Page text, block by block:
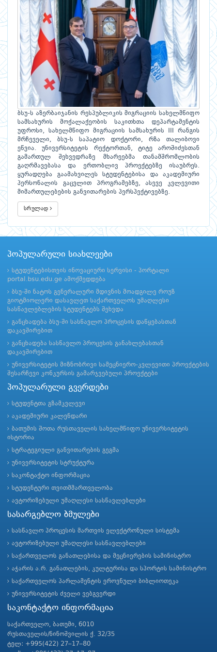
ბსუ-ს აზერბაიჯანის რესპუბლიკის მიგრაციის სახელმწიფო
სამსახურის მოქალაქეობის საკითხთა დეპარტამენტის
უფროსი, სახელმწიფო მიგრაციის სამსახურის III რანგის
მრჩეველი, ბსუ-ს საპატიო დოქტორი, რზა თალიბოვი
ეწვია. უნივერსიტეტის რექტორთან, ტიტე აროშიძესთან
გამართულ შეხვედრაზე მხარეებმა თანამშრომლობის
გაღრმავებასა და ერთობლივ პროექტებზე ისაუბრეს.
ყურადღება გაამახვილეს სტუდენტებისა და აკადემიური
პერსონალის გაცვლით პროგრამებზე, ასევე კვლევითი
მიმართულებების განვითარების პერსპექტივებზე.
სრულად
პოპულარული სიახლეები
სტუდენტებისთვის ინოვაციური სერვისი - პორტალი
portal.bsu.edu.ge ამოქმედდება
ბსუ-ში ნატოს გენერალური მდივნის მოადგილე როუზ
გიოტმიოლერი დასავლეთ საქართველოს უმაღლესი
სასწავლებლების სტუდენტებს შეხვდა
განცხადება ბსუ-ში სასწავლო პროცესის დაწყებასთან
დაკავშირებით
განცხადება სასწავლო პროცესის განახლებასთან
დაკავშირებით
უნივერსიტეტის მიზნობრივი სამეცნიერო-კვლევითი პროექტების
შესარჩევი კონკურსის გამარჯვებული პროექტები
პოპულარული გვერდები
სტუდენტთა გზამკვლევი
აკადემიური კალენდარი
ბათუმის შოთა რუსთაველის სახელმწიფო უნივერსიტეტის
ისტორია
სტრატეგიული განვითარების გეგმა
უნივერსიტეტის სტრუქტურა
საკონტაქტო ინფორმაცია
სტუდენტური თვითმმართველობა
ავტორიზებული უმაღლესი სასწავლებლები
სასარგებლო ბმულები
სასწავლო პროცესის მართვის ელექტრონული სისტემა
ავტორიზებული უმაღლესი სასწავლებლები
საქართველოს განათლებისა და მეცნიერების სამინისტრო
აჭარის ა.რ. განათლების, კულტურისა და სპორტის სამინისტრო
საქართველოს პარლამენტის ეროვნული ბიბლიოთეკა
უნივერსიტეტის ძველი ვებგვერდი
საკონტაქტო ინფორმაცია
საქართველო, ბათუმი, 6010
რუსთაველის/ნინოშვილის ქ. 32/35
ტელ: +995(422) 27–17–80